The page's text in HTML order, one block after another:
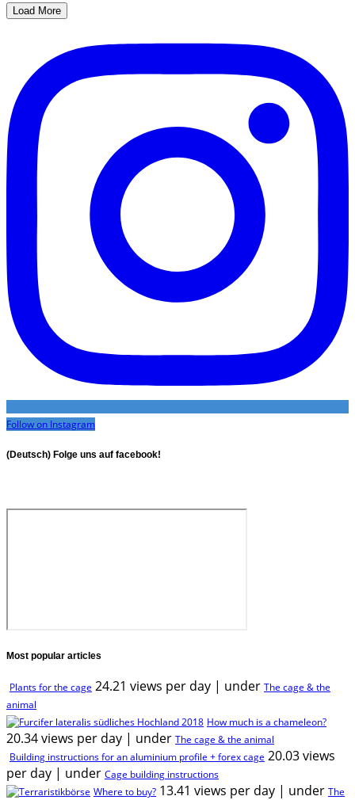
Load More
Follow on Instagram
(Deutsch) Folge uns auf facebook!
Most popular articles
Plants for the cage 24.21 views per day | under The cage & the
animal
How much is a chameleon?
20.34 views per day | under The cage & the animal
Building instructions for an aluminium profile + forex cage 20.03 views
per day | under Cage building instructions
Where to buy? 13.41 views per day | under The